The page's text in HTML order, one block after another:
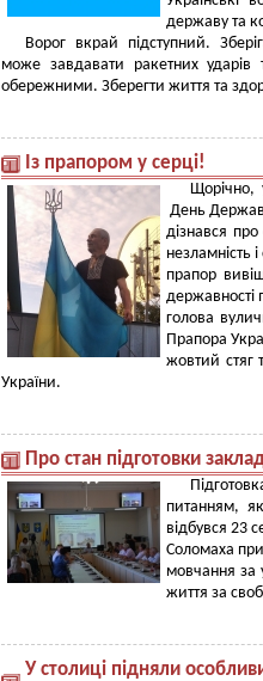
державу та
Ворог вкрай підступний.
може завдавати ракетних ударів
обережними. Зберегти життя та
Із прапором у серці!
Щорічно,
День
дізнався про
незламність
прапор
державності
голова
Прапора
жовтий стяг
України.
Про стан підготовки
питанням,
відбувся 23
Соломаха
мовчання за
життя за
У столиці підняли